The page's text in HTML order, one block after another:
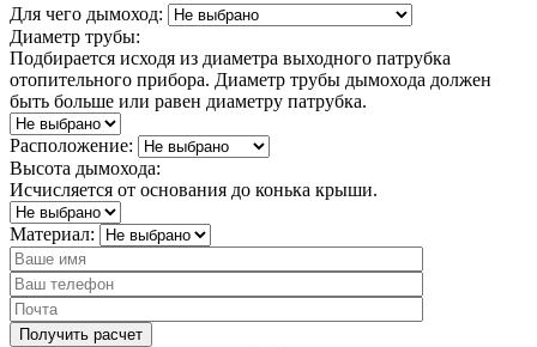
Для чего дымоход:
Диаметр трубы:
Подбирается исходя из диаметра выходного патрубка
отопительного прибора. Диаметр трубы дымохода должен
быть больше или равен диаметру патрубка.
Расположение:
Высота дымохода:
Исчисляется от основания до конька крыши.
Материал: